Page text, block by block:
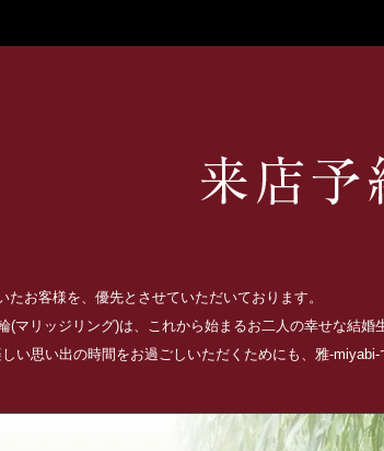
お客様を、優先とさせていただいております。
(マリッジリング)は、これから始まるお二人の幸せな結
い思い出の時間をお過ごしいただくためにも、雅-miyabi-